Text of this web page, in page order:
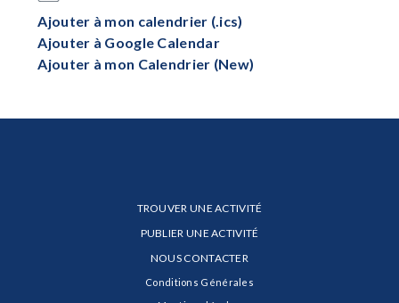
Ajouter à mon calendrier (.ics)
Ajouter à Google Calendar
Ajouter à mon Calendrier (New)
TROUVER UNE ACTIVITÉ
PUBLIER UNE ACTIVITÉ
NOUS CONTACTER
Conditions Générales